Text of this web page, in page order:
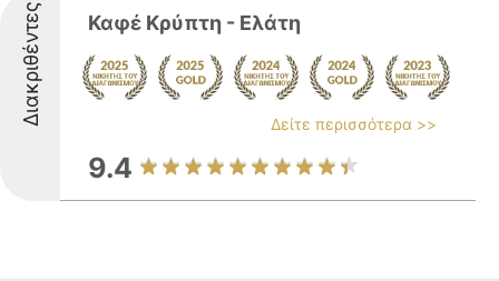
Διακριθέντες Καφέ Κρύπτη - Ελάτη
Δείτε περισσότερα >>
9.4